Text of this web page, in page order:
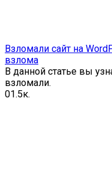
Взломали сайт на
взлома
В данной статье вы
взломали.
01.5к.